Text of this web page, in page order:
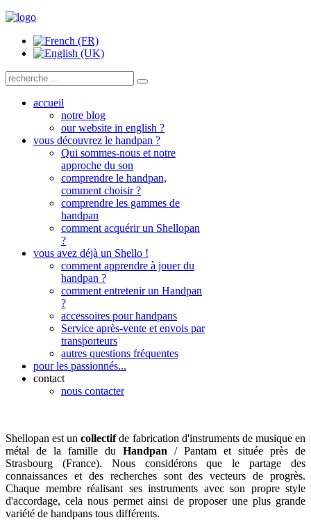
accueil
notre blog
our website in english ?
vous découvrez le handpan ?
Qui sommes-nous et notre
approche du son
comprendre le handpan,
comment choisir ?
comprendre les gammes de
handpan
comment acquérir un Shellopan
?
vous avez déjà un Shello !
comment apprendre à jouer du
handpan ?
comment entretenir un Handpan
?
accessoires pour handpans
Service après-vente et envois par
transporteurs
autres questions fréquentes
pour les passionnés...
contact
nous contacter
Shellopan est uncollectifde fabrication d'instruments de musique en
métal de la famille du Handpan / Pantam et située près de
Strasbourg (France). Nous considérons que le partage des
connaissances et des recherches sont des vecteurs de progrès.
Chaque membre réalisant ses instruments avec son propre style
d'accordage, cela nous permet ainsi de proposer une plus grande
variété de handpans tous différents.